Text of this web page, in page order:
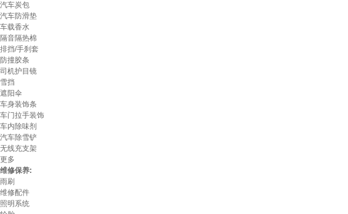
汽车炭包
汽车防滑垫
车载香水
隔音隔热棉
排挡/手刹套
防撞胶条
司机护目镜
雪挡
遮阳伞
车身装饰条
车门拉手装饰
车内除味剂
汽车除雪铲
无线充支架
更多
维修保养:
雨刷
维修配件
照明系统